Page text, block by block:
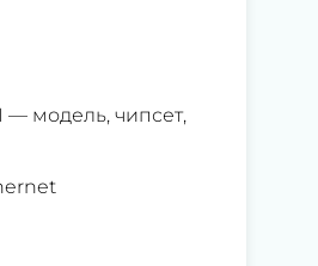
— модель, чипсет,